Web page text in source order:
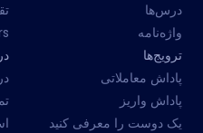
درس‌ها
واژه‌نامه
ترویج‌ها
پاداش معاملاتی
پاداش واریز
یک دوست را معرفی کنید